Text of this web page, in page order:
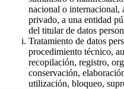
nacional o internacional,
privado, a una entidad
del titular de datos
Tratamiento de datos
procedimiento técnico,
recopilación, registro,
conservación,
utilización, bloqueo,